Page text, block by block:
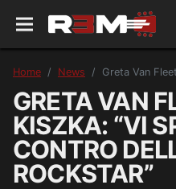
Home News Greta Van Fleet, Sam
GRETA VAN
KISZKA: “VI
CONTRO
ROCKSTAR”